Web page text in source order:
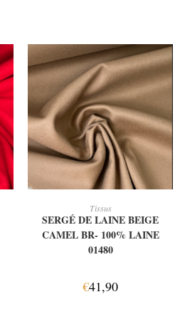
AJOUTER AU PANIER
Tissus
SERGÉ DE LAINE BEIGE
CAMEL BR- 100% LAINE
01480
€41,90